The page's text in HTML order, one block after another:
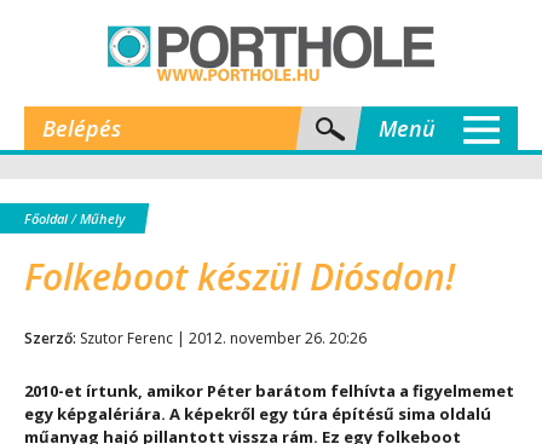
Belépés Menü
Főoldal/Műhely
Folkeboot készül Diósdon!
Szerző: Szutor Ferenc | 2012. november 26. 20:26
2010-et írtunk, amikor Péter barátom felhívta a figyelmemet
egy képgalériára. A képekről egy túra építésű sima oldalú
műanyag hajó pillantott vissza rám. Ez egy folkeboot